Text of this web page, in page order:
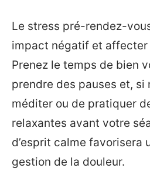
Le stress pré-rendez-
impact négatif et affecter
Prenez le temps de bien
prendre des pauses et, si
méditer ou de pratiquer
relaxantes avant votre
d’esprit calme favorisera
gestion de la douleur.